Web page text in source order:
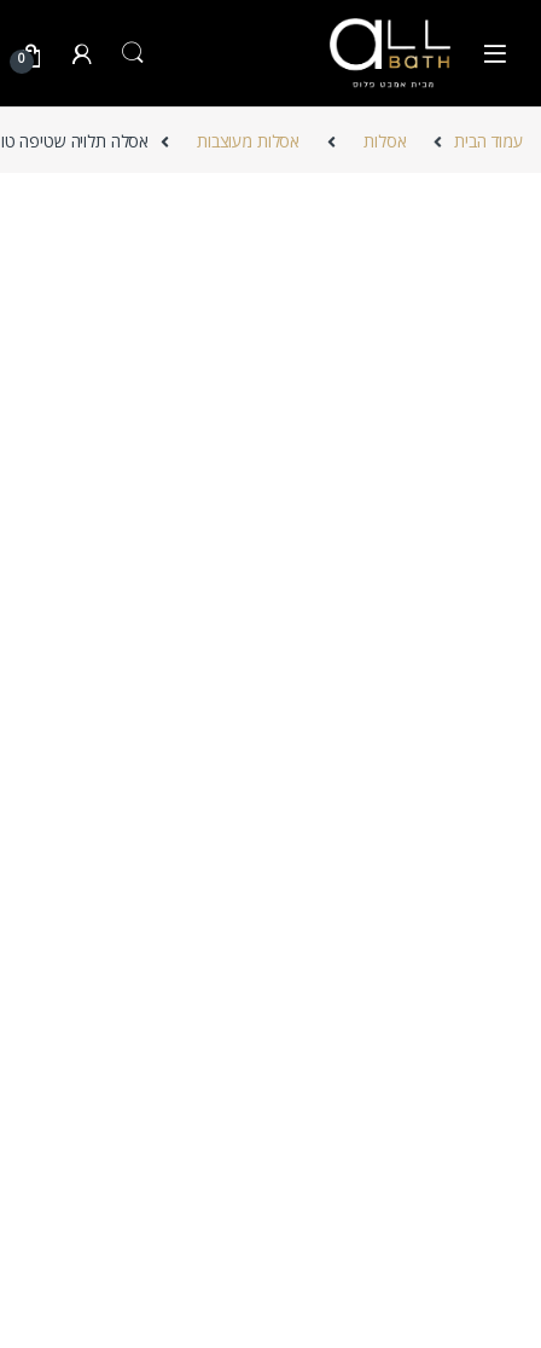
0
עמוד הבית אסלות אסלות מעוצבות אסלה תלויה שטיפה